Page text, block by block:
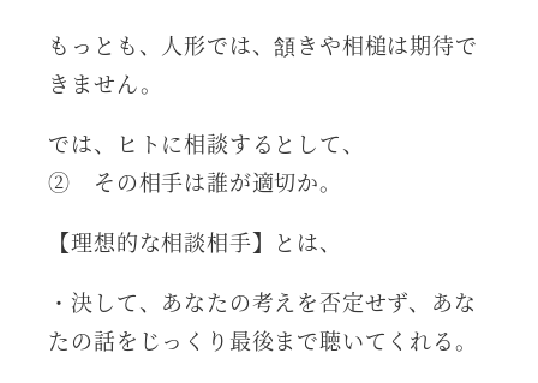
もっとも、人形では、頷きや相槌は期待で
きません。
では、ヒトに相談するとして、
② その相手は誰が適切か。
【理想的な相談相手】とは、
・決して、あなたの考えを否定せず、あな
たの話をじっくり最後まで聴いてくれる。